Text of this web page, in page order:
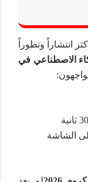
أكثر انتشاراً وتطوراً
الاصطناعي في
الشاشة